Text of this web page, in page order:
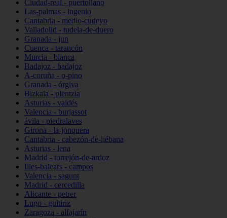
Ciudad-real - puertollano
Las-palmas - ingenio
Cantabria - medio-cudeyo
Valladolid - tudela-de-duero
Granada - jun
Cuenca - tarancón
Murcia - blanca
Badajoz - badajoz
A-coruña - o-pino
Granada - órgiva
Bizkaia - plentzia
Asturias - valdés
Valencia - burjassot
ávila - piedralaves
Girona - la-jonquera
Cantabria - cabezón-de-liébana
Asturias - lena
Madrid - torrejón-de-ardoz
Illes-balears - campos
Valencia - sagunt
Madrid - cercedilla
Alicante - petrer
Lugo - guitiriz
Zaragoza - alfajarín